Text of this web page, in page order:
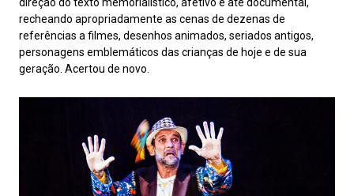
recheando apropriadamente as cenas de dezenas de
referências a filmes, desenhos animados, seriados antigos,
personagens emblemáticos das crianças de hoje e de sua
geração. Acertou de novo.